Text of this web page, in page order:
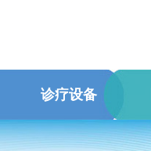
诊疗设备